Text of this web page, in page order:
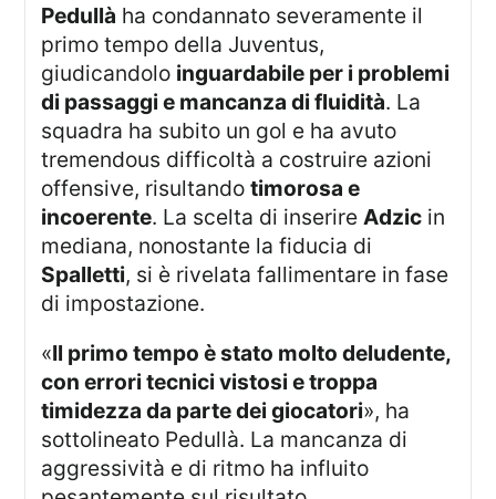
Pedullà ha condannato severamente il
primo tempo della Juventus,
giudicandolo inguardabile per i problemi
di passaggi e mancanza di fluidità. La
squadra ha subito un gol e ha avuto
tremendous difficoltà a costruire azioni
offensive, risultandotimorosa e
incoerente. La scelta di inserire Adzic in
mediana, nonostante la fiducia di
Spalletti, si è rivelata fallimentare in fase
di impostazione.
«Il primo tempo è stato molto deludente,
con errori tecnici vistosi e troppa
timidezza da parte dei giocatori», ha
sottolineato Pedullà. La mancanza di
aggressività e di ritmo ha influito